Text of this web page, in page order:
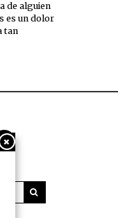
de alguien
es un dolor
tan